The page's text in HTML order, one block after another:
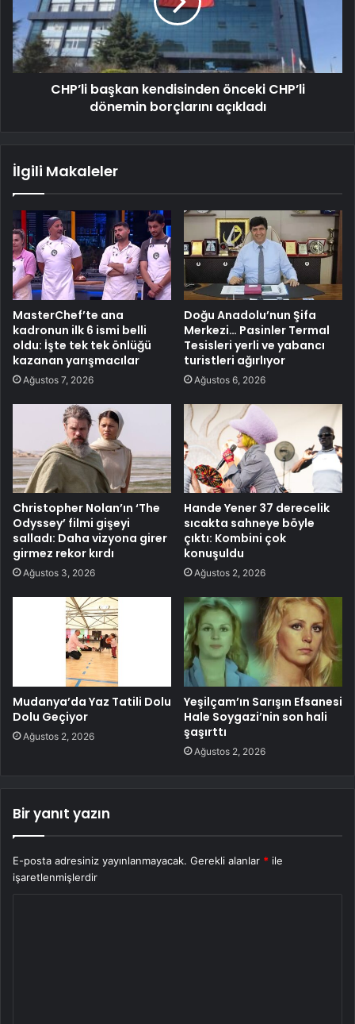
CHP’li başkan kendisinden önceki CHP’li
dönemin borçlarını açıkladı
İlgili Makaleler
MasterChef’te ana
kadronun ilk 6 ismi belli
oldu: İşte tek tek önlüğü
kazanan yarışmacılar
Ağustos 7, 2026
Doğu Anadolu’nun Şifa
Merkezi… Pasinler Termal
Tesisleri yerli ve yabancı
turistleri ağırlıyor
Ağustos 6, 2026
Christopher Nolan’ın ‘The
Odyssey’ filmi gişeyi
salladı: Daha vizyona girer
girmez rekor kırdı
Ağustos 3, 2026
Hande Yener 37 derecelik
sıcakta sahneye böyle
çıktı: Kombini çok
konuşuldu
Ağustos 2, 2026
Mudanya’da Yaz Tatili Dolu
Dolu Geçiyor
Ağustos 2, 2026
Yeşilçam’ın Sarışın Efsanesi
Hale Soygazi’nin son hali
şaşırttı
Ağustos 2, 2026
Bir yanıt yazın
E-posta adresiniz yayınlanmayacak. Gerekli alanlar * ile
işaretlenmişlerdir